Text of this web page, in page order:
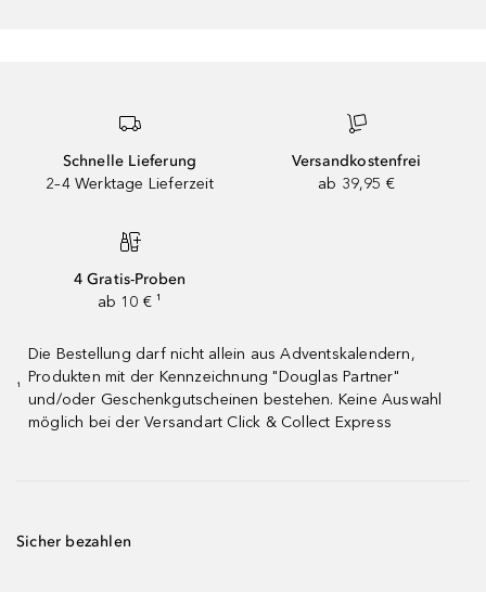
Schnelle Lieferung
2–4 Werktage Lieferzeit
Versandkostenfrei
ab 39,95 €
4 Gratis-Proben
ab 10 € ¹
¹
Die Bestellung darf nicht allein aus Adventskalendern,
Produkten mit der Kennzeichnung "Douglas Partner"
und/oder Geschenkgutscheinen bestehen. Keine Auswahl
möglich bei der Versandart Click & Collect Express
Sicher bezahlen